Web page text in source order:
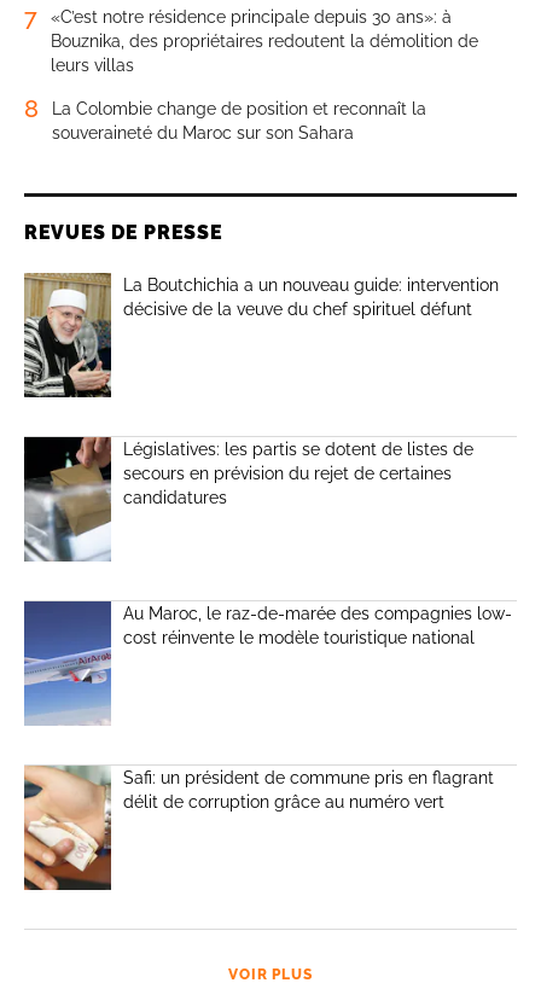
7
«C’est notre résidence principale depuis 30 ans»: à
Bouznika, des propriétaires redoutent la démolition de
leurs villas
8
La Colombie change de position et reconnaît la
souveraineté du Maroc sur son Sahara
REVUES DE PRESSE
La Boutchichia a un nouveau guide: intervention
décisive de la veuve du chef spirituel défunt
Législatives: les partis se dotent de listes de
secours en prévision du rejet de certaines
candidatures
Au Maroc, le raz-de-marée des compagnies low-
cost réinvente le modèle touristique national
Safi: un président de commune pris en flagrant
délit de corruption grâce au numéro vert
VOIR PLUS